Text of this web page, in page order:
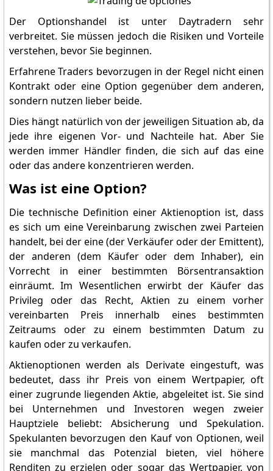
Der Optionshandel ist unter Daytradern sehr
verbreitet. Sie müssen jedoch die Risiken und Vorteile
verstehen, bevor Sie beginnen.
Erfahrene Traders bevorzugen in der Regel nicht einen
Kontrakt oder eine Option gegenüber dem anderen,
sondern nutzen lieber beide.
Dies hängt natürlich von der jeweiligen Situation ab, da
jede ihre eigenen Vor- und Nachteile hat. Aber Sie
werden immer Händler finden, die sich auf das eine
oder das andere konzentrieren werden.
Was ist eine Option?
Die technische Definition einer Aktienoption ist, dass
es sich um eine Vereinbarung zwischen zwei Parteien
handelt, bei der eine (der Verkäufer oder der Emittent),
der anderen (dem Käufer oder dem Inhaber), ein
Vorrecht in einer bestimmten Börsentransaktion
einräumt. Im Wesentlichen erwirbt der Käufer das
Privileg oder das Recht, Aktien zu einem vorher
vereinbarten Preis innerhalb eines bestimmten
Zeitraums oder zu einem bestimmten Datum zu
kaufen oder zu verkaufen.
Aktienoptionen werden als Derivate eingestuft, was
bedeutet, dass ihr Preis von einem Wertpapier, oft
einer zugrunde liegenden Aktie, abgeleitet ist. Sie sind
bei Unternehmen und Investoren wegen zweier
Hauptziele beliebt: Absicherung und Spekulation.
Spekulanten bevorzugen den Kauf von Optionen, weil
sie manchmal das Potenzial bieten, viel höhere
Renditen zu erzielen oder sogar das Wertpapier, von